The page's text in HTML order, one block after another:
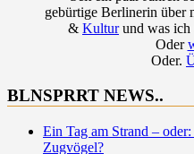
gebürtige Berlinerin über
& Kulturund was ich
Oder
Oder.
BLNSPRRT NEWS..
Ein Tag am Strand –
Zugvögel?